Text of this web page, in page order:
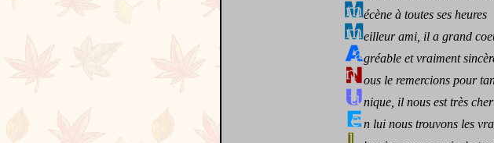
écène à toutes ses heures
eilleur ami, il a grand
gréable et vraiment
ous le remercions pour
nique, il nous est très cher
n lui nous trouvons les